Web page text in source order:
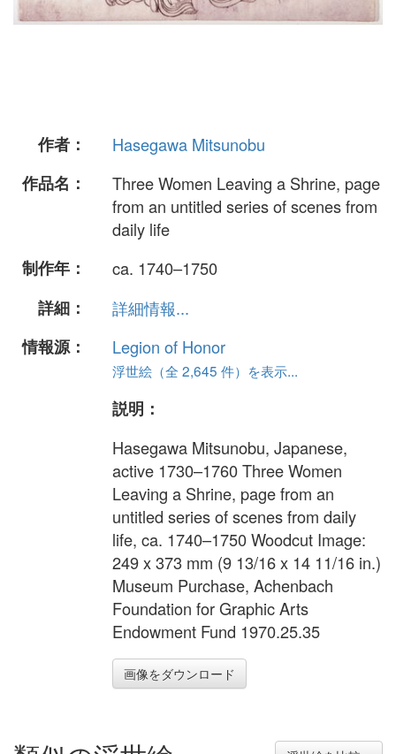
作者：
Hasegawa Mitsunobu
作品名：
Three Women Leaving a Shrine, page
from an untitled series of scenes from
daily life
制作年：
ca. 1740–1750
詳細：
詳細情報...
情報源：
Legion of Honor
浮世絵（全 2,645 件）を表示...
説明：
Hasegawa Mitsunobu, Japanese,
active 1730–1760 Three Women
Leaving a Shrine, page from an
untitled series of scenes from daily
life, ca. 1740–1750 Woodcut Image:
249 x 373 mm (9 13/16 x 14 11/16 in.)
Museum Purchase, Achenbach
Foundation for Graphic Arts
Endowment Fund 1970.25.35
画像をダウンロード